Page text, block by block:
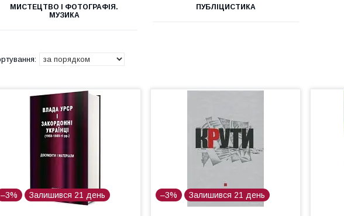
МИСТЕЦТВО І ФОТОГРАФІЯ.
МУЗИКА
ПУБЛІЦИСТИКА
–3% Залишився 21 день –3% Залишився 21 день